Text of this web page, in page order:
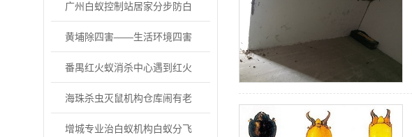
的核心危害
广州白蚁控制站居家分步防白
蚁实操指南
黄埔除四害——生活环境四害
防控方案
番禺红火蚁消杀中心遇到红火
蚁该怎么做?
海珠杀虫灭鼠机构仓库闹有老
鼠怎么办?
增城专业治白蚁机构白蚁分飞